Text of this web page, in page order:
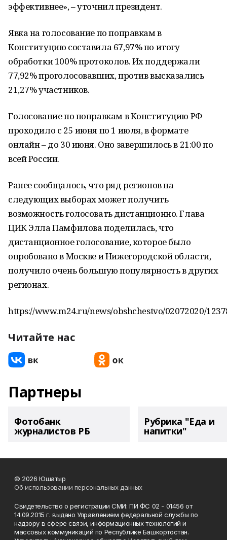
эффективнее», – уточнил президент.
Явка на голосование по поправкам в
Конституцию составила 67,97% по итогу
обработки 100% протоколов. Их поддержали
77,92% проголосовавших, против высказались
21,27% участников.
Голосование по поправкам в Конституцию РФ
проходило с 25 июня по 1 июля, в формате
онлайн – до 30 июня. Оно завершилось в 21:00 по
всей России.
Ранее сообщалось, что ряд регионов на
следующих выборах может получить
возможность голосовать дистанционно. Глава
ЦИК Элла Памфилова поделилась, что
дистанционное голосование, которое было
опробовано в Москве и Нижегородской области,
получило очень большую популярность в других
регионах.
https://www.m24.ru/news/obshchestvo/02072020/
Читайте нас
Партнеры
Фотобанк
журналистов РБ
Рубрика "Еда и
напитки"
© 2026 Юшатыр
Об использовании персональных данных
Свидетельство о регистрации СМИ: ПИ ФС 02 - 01456 от
14.09.2015 г. выдано Управлением федеральной службы по
надзору в сфере связи, информационных технологий и
массовых коммуникаций по Республике Башкортостан.